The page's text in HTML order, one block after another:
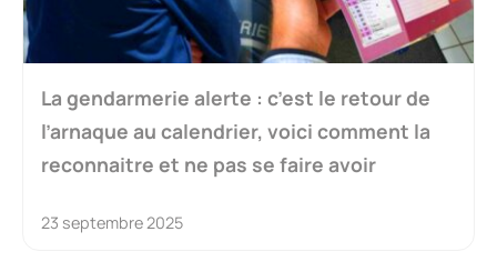
La gendarmerie alerte : c’est le retour de
l’arnaque au calendrier, voici comment la
reconnaitre et ne pas se faire avoir
23 septembre 2025